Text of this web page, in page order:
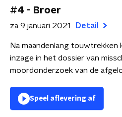
#4 - Broer
za 9 januari 2021 Detail
Na maandenlang
inzage in het dossier van
moordonderzoek van de
Speel aflevering af